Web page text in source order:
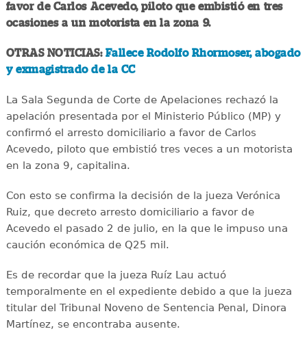
favor de Carlos Acevedo, piloto que embistió en tres
ocasiones a un motorista en la zona 9.
OTRAS NOTICIAS: Fallece Rodolfo Rhormoser, abogado
y exmagistrado de la CC
La Sala Segunda de Corte de Apelaciones rechazó la
apelación presentada por el Ministerio Público (MP) y
confirmó el arresto domiciliario a favor de Carlos
Acevedo, piloto que embistió tres veces a un motorista
en la zona 9, capitalina.
Con esto se confirma la decisión de la jueza Verónica
Ruiz, que decreto arresto domiciliario a favor de
Acevedo el pasado 2 de julio, en la que le impuso una
caución económica de Q25 mil.
Es de recordar que la jueza Ruíz Lau actuó
temporalmente en el expediente debido a que la jueza
titular del Tribunal Noveno de Sentencia Penal, Dinora
Martínez, se encontraba ausente.